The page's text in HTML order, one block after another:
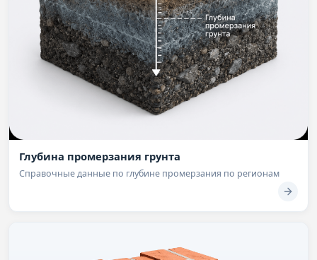
Глубина промерзания грунта
Справочные данные по глубине промерзания по регионам